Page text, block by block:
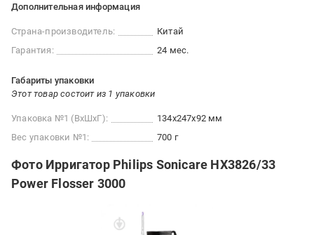
Дополнительная информация
Страна-производитель:
Китай
Гарантия:
24 мес.
Габариты упаковки
Этот товар состоит из 1 упаковки
Упаковка №1 (ВхШхГ):
134x247x92 мм
Вес упаковки №1:
700 г
Фото Ирригатор Philips Sonicare HX3826/33
Power Flosser 3000